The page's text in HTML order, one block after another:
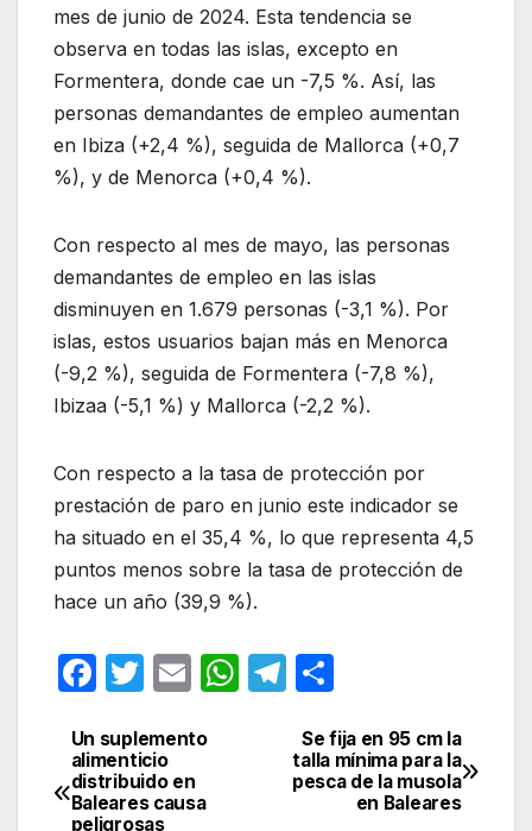
mes de junio de 2024. Esta tendencia se
observa en todas las islas, excepto en
Formentera, donde cae un -7,5 %. Así, las
personas demandantes de empleo aumentan
en Ibiza (+2,4 %), seguida de Mallorca (+0,7
%), y de Menorca (+0,4 %).
Con respecto al mes de mayo, las personas
demandantes de empleo en las islas
disminuyen en 1.679 personas (-3,1 %). Por
islas, estos usuarios bajan más en Menorca
(-9,2 %), seguida de Formentera (-7,8 %),
Ibizaa (-5,1 %) y Mallorca (-2,2 %).
Con respecto a la tasa de protección por
prestación de paro en junio este indicador se
ha situado en el 35,4 %, lo que representa 4,5
puntos menos sobre la tasa de protección de
hace un año (39,9 %).
F
c
e
T
itt
er
E
ail
W T
e
gr
m
p
Navegación
de
Se fija en 95 cm la
talla mínima para la
pesca de la musola
en Baleares
Un suplemento
alimenticio
distribuido en
Baleares causa
peligrosas